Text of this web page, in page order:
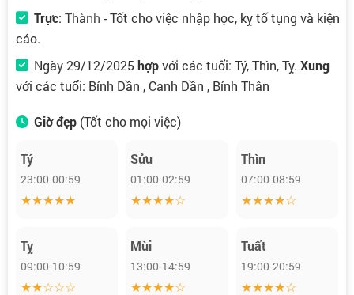
Trực: Thành - Tốt cho việc nhập học, kỵ tố tụng và kiện
cáo.
Ngày 29/12/2025hợpvới các tuổi: Tý, Thìn, Tỵ. Xung
với các tuổi: Bính Dần , Canh Dần , Bính Thân
Giờ đẹp (Tốt cho mọi việc)
Tý
23:00-00:59
★★★★★
Sửu
01:00-02:59
★★★★☆
Thìn
07:00-08:59
★★★★☆
Tỵ
09:00-10:59
★★☆☆☆
Mùi
13:00-14:59
★★★★☆
Tuất
19:00-20:59
★★★★☆